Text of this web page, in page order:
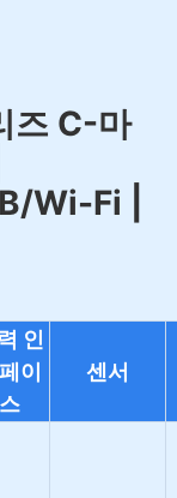
즈 C-마
Wi-Fi |
인
이
스
센서